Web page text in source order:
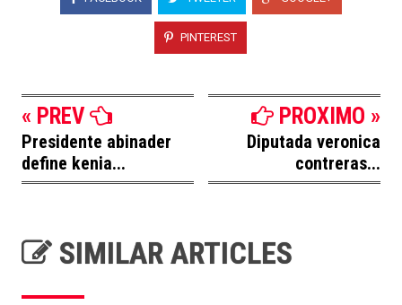
PINTEREST
« PREV
Presidente abinader
define kenia...
PROXIMO »
Diputada veronica
contreras...
SIMILAR ARTICLES